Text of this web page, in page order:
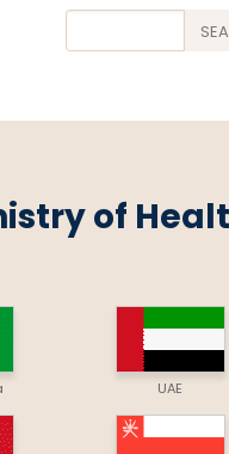
of
UAE